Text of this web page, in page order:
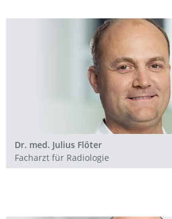
Dr. med. Julius Flöter
Facharzt für Radiologie